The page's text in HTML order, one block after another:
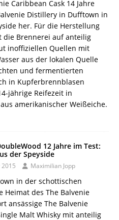
Caribbean Cask 14 Jahre
Distillery in Dufftown in
her. Für die Herstellung
die Brennerei auf anteilig
inoffiziellen Quellen mit
aus der lokalen Quelle
und fermentierten
in Kupferbrennblasen
jährige Reifezeit in
amerikanischer Weißeiche.
12 Jahre im Test:
der Speyside
Maximilian Jopp
in der schottischen
Heimat des The Balvenie
ansässige The Balvenie
Malt Whisky mit anteilig